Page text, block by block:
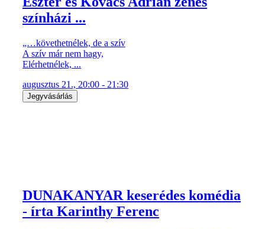
színházi ...
„…követhetnélek, de a szív
A szív már nem hagy,
Elérhetnélek, ...
augusztus 21., 20:00 - 21:30
Jegyvásárlás
DUNAKANYAR keserédes komédia
- írta Karinthy Ferenc